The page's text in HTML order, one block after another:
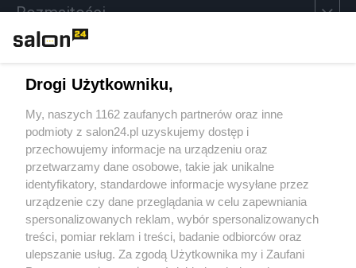
Rozmaitości
Sport
Społeczeństwo
Kultura
X Facebook Instagram Youtube
Drogi Użytkowniku,
My, naszych 1162 zaufanych partnerów oraz inne
podmioty z salon24.pl uzyskujemy dostęp i
przechowujemy informacje na urządzeniu oraz
przetwarzamy dane osobowe, takie jak unikalne
identyfikatory, standardowe informacje wysyłane przez
urządzenie czy dane przeglądania w celu zapewniania
spersonalizowanych reklam, wybór spersonalizowanych
treści, pomiar reklam i treści, badanie odbiorców oraz
ulepszanie usług. Za zgodą Użytkownika my i Zaufani